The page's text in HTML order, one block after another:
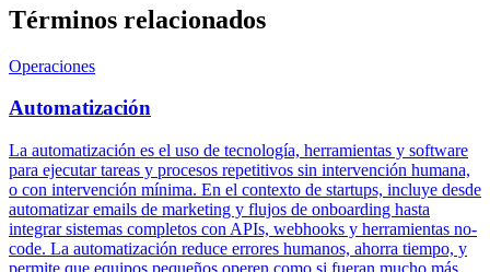
Términos relacionados
Operaciones
Automatización
La automatización es el uso de tecnología, herramientas y software
para ejecutar tareas y procesos repetitivos sin intervención humana,
o con intervención mínima. En el contexto de startups, incluye desde
automatizar emails de marketing y flujos de onboarding hasta
integrar sistemas completos con APIs, webhooks y herramientas no-
code. La automatización reduce errores humanos, ahorra tiempo, y